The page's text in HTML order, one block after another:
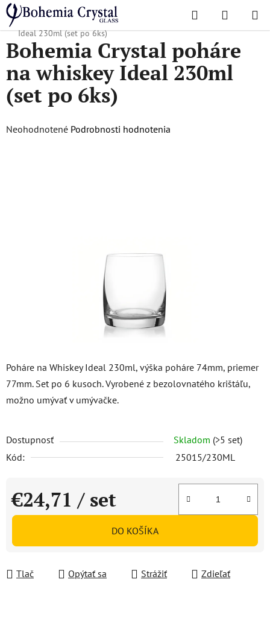
Prejsť
na
obsah
Hľadať
KOŠÍK
Domov
/ Obľúbené kolekcie / Ideal
Bohemia Crystal poháre na whiskey
Ideal 230ml (set po 6ks)
Poháre na Whiskey Ideal 230ml, výška poháre 74mm, priemer
77mm. Set po 6 kusoch. Vyrobené z bezolovnatého krištáľu,
možno umývať v umývačke.
Dostupnosť Skladom (>5 set)
Kód:
25015/230ML
€24,71 / set
Jednotková cena:
DO KOŠÍKA
Tlač Opýtať sa Strážiť Zdieľať
Bohemia Crystal poháre
na whiskey Ideal 230ml
(set po 6ks)
Priemerné
Neohodnotené Podrobnosti hodnotenia